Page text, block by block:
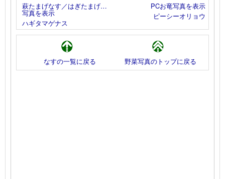
萩たまげなす／はぎたまげ…
写真を表示
ハギタマゲナス
PCお竜写真を表示
ピーシーオリョウ
なすの一覧に戻る 野菜写真のトップに戻る